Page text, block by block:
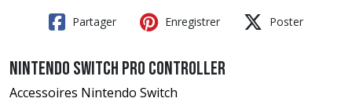
Partager Enregistrer Poster
Nintendo Switch Pro Controller
Accessoires Nintendo Switch